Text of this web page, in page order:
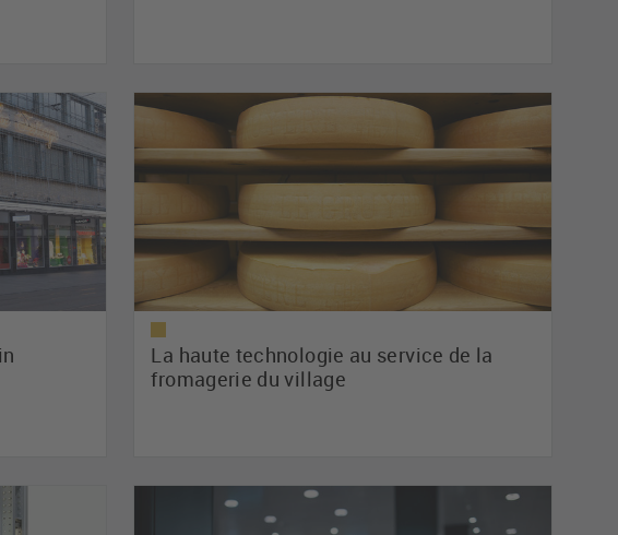
La haute technologie au service de la
fromagerie du village